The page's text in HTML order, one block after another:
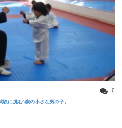
0
に挑む3歳の小さな男の子。